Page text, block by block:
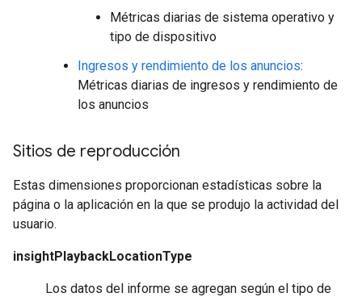
Métricas diarias de sistema operativo y
tipo de dispositivo
Ingresos y rendimiento de los anuncios:
Métricas diarias de ingresos y rendimiento de
los anuncios
Sitios de reproducción
Estas dimensiones proporcionan estadísticas sobre la
página o la aplicación en la que se produjo la actividad del
usuario.
insightPlaybackLocationType
Los datos del informe se agregan según el tipo de